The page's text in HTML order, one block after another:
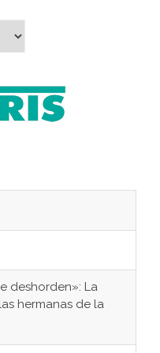
deshorden»: La
hermanas de la